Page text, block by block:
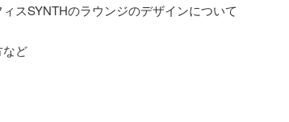
スSYNTHのラウンジのデザインについて
など